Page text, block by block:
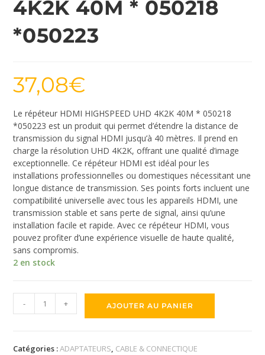
4K2K 40M * 050218
*050223
37,08€
Le répéteur HDMI HIGHSPEED UHD 4K2K 40M * 050218
*050223 est un produit qui permet d’étendre la distance de
transmission du signal HDMI jusqu’à 40 mètres. Il prend en
charge la résolution UHD 4K2K, offrant une qualité d’image
exceptionnelle. Ce répéteur HDMI est idéal pour les
installations professionnelles ou domestiques nécessitant une
longue distance de transmission. Ses points forts incluent une
compatibilité universelle avec tous les appareils HDMI, une
transmission stable et sans perte de signal, ainsi qu’une
installation facile et rapide. Avec ce répéteur HDMI, vous
pouvez profiter d’une expérience visuelle de haute qualité,
sans compromis.
2 en stock
- + AJOUTER AU PANIER
Catégories :ADAPTATEURS, CABLE & CONNECTIQUE